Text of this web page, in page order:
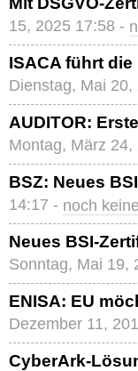
15, 2025 17:58 -
ISACA führt
Dienstag, Mai 20,
AUDITOR:
Montag, März 24,
BSZ: Neues
14:17 - noch
Neues BSI-
Sonntag, Mai 19,
ENISA: EU
Dezember 11,
CyberArk-